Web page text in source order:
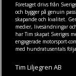
Företaget drivs från
och bygger på genuin
skapande och kvalitet.
medier, livesändningar
har Tim skapat Sveriges
engagerade motorsport-
med hundratusentals
Tim Liljegren AB